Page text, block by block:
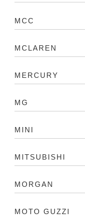
MCC
MCLAREN
MERCURY
MG
MINI
MITSUBISHI
MORGAN
MOTO GUZZI